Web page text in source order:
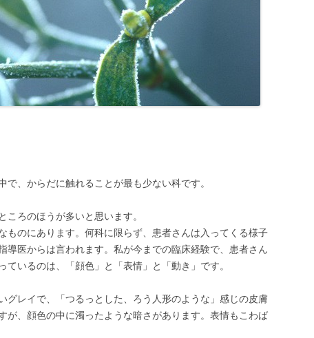
プ
、からだに触れることが最も少ない科です。
ろのほうが多いと思います。
ものにあります。何科に限らず、患者さんは入ってくる様子
導医からは言われます。私が今までの臨床経験で、患者さん
いるのは、「顔色」と「表情」と「動き」です。
グレイで、「つるっとした、ろう人形のような」感じの皮膚
が、顔色の中に濁ったような暗さがあります。表情もこわば